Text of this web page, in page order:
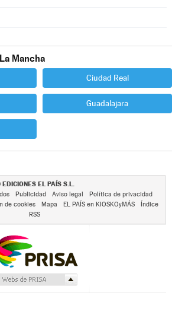
Mancha
Ciudad Real
Guadalajara
EDICIONES EL PAÍS S.L.
Publicidad Aviso legal
Política de privacidad
de cookies Mapa EL PAÍS en KIOSKOyMÁS
Índice
RSS